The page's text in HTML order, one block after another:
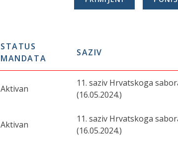
STATUS
MANDATA
SAZIV
Aktivan
11. saziv Hrvatskoga
(16.05.2024.)
Aktivan
11. saziv Hrvatskoga
(16.05.2024.)